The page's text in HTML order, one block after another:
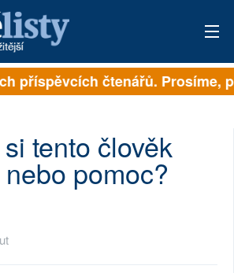
čtenářů. Prosíme,
tento člověk
pomoc?